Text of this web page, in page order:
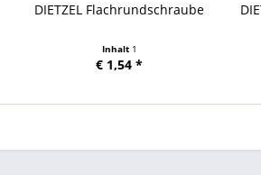
DIETZEL Flachrundschraube
Inhalt 1
€ 1,54 *